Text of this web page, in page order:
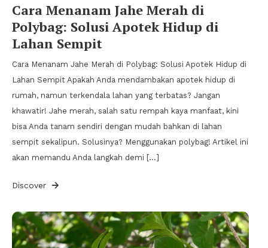
Cara Menanam Jahe Merah di
Polybag: Solusi Apotek Hidup di
Lahan Sempit
Cara Menanam Jahe Merah di Polybag: Solusi Apotek Hidup di
Lahan Sempit Apakah Anda mendambakan apotek hidup di
rumah, namun terkendala lahan yang terbatas? Jangan
khawatir! Jahe merah, salah satu rempah kaya manfaat, kini
bisa Anda tanam sendiri dengan mudah bahkan di lahan
sempit sekalipun. Solusinya? Menggunakan polybag! Artikel ini
akan memandu Anda langkah demi […]
Discover